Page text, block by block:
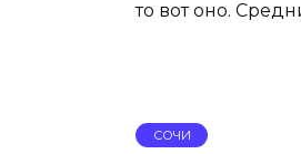
то вот оно.
СОЧИ